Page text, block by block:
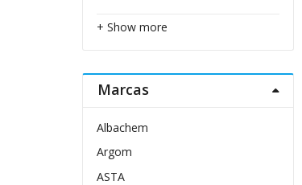
+ Show more
Marcas
Albachem
Argom
ASTA